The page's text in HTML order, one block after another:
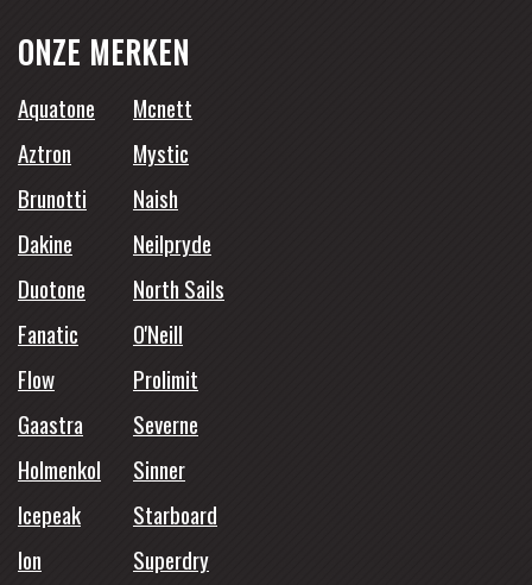
ONZE MERKEN
Aquatone
Mcnett
Aztron
Mystic
Brunotti
Naish
Dakine
Neilpryde
Duotone
North Sails
Fanatic
O'Neill
Flow
Prolimit
Gaastra
Severne
Holmenkol
Sinner
Icepeak
Starboard
Ion
Superdry